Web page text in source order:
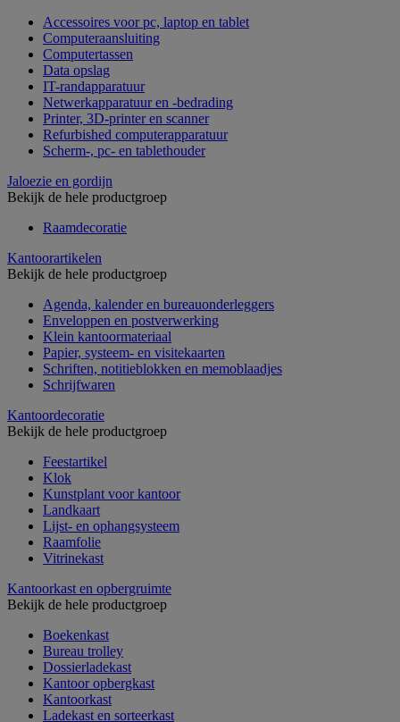
Accessoires voor pc, laptop en tablet
Computeraansluiting
Computertassen
Data opslag
IT-randapparatuur
Netwerkapparatuur en -bedrading
Printer, 3D-printer en scanner
Refurbished computerapparatuur
Scherm-, pc- en tablethouder
Jaloezie en gordijn
Bekijk de hele productgroep
Raamdecoratie
Kantoorartikelen
Bekijk de hele productgroep
Agenda, kalender en bureauonderleggers
Enveloppen en postverwerking
Klein kantoormateriaal
Papier, systeem- en visitekaarten
Schriften, notitieblokken en memoblaadjes
Schrijfwaren
Kantoordecoratie
Bekijk de hele productgroep
Feestartikel
Klok
Kunstplant voor kantoor
Landkaart
Lijst- en ophangsysteem
Raamfolie
Vitrinekast
Kantoorkast en opbergruimte
Bekijk de hele productgroep
Boekenkast
Bureau trolley
Dossierladekast
Kantoor opbergkast
Kantoorkast
Ladekast en sorteerkast